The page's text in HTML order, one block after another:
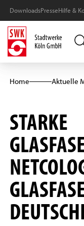
DownloadsPresseHilfe &
Home Aktuelle
STARKE